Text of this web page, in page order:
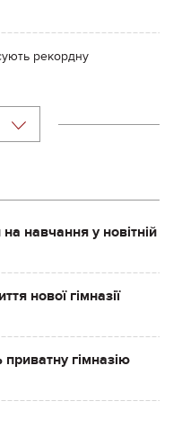
рекордну
навчання у новітній
нової гімназії
гімназію